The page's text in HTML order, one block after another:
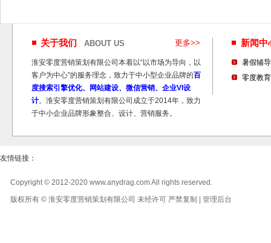
更多>>
关于我们 ABOUT US
淮安零度营销策划有限公司本着以“以市场为导向，以
客户为中心”的服务理念，致力于中小型企业品牌的百
度搜索引擎优化、网站建设、微信营销、企业VI设
计。淮安零度营销策划有限公司成立于2014年，致力
于中小企业品牌形象整合、设计、营销服务。
新闻
暑假辅
零度教
友情链接：
Copyright © 2012-2020 www.anydrag.com All rights reserved.
版权所有 © 淮安零度营销策划有限公司 未经许可 严禁复制 | 管理后台